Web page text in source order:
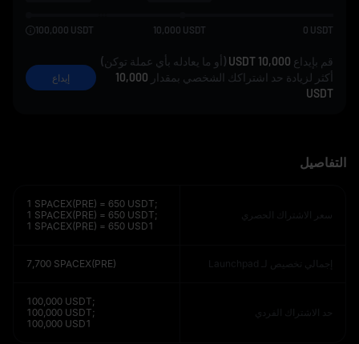
0 USDT
10,000 USDT
100,000 USDT
قم بإيداع 10,000 USDT
(أو ما يعادله بأي عملة توكن)
أكثر لزيادة حد اشتراكك الشخصي بمقدار 10,000
USDT
إيداع
التفاصيل
سعر الاشتراك الحصري
1 SPACEX(PRE) = 650 USDT;
1 SPACEX(PRE) = 650 USDT;
1 SPACEX(PRE) = 650 USD1
إجمالي تخصيص لـ Launchpad 7,700 SPACEX(PRE)
حد الاشتراك الفردي
100,000 USDT;
100,000 USDT;
100,000 USD1